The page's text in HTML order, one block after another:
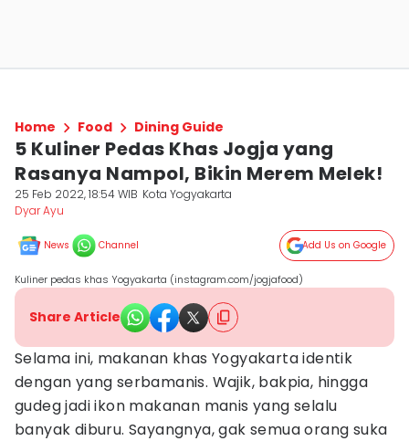
Home Food Dining Guide
5 Kuliner Pedas Khas Jogja yang
Rasanya Nampol, Bikin Merem Melek!
25 Feb 2022, 18:54 WIB Kota Yogyakarta
Dyar Ayu
News Channel Add Us on Google
Kuliner pedas khas Yogyakarta (instagram.com/jogjafood)
Share Article
Selama ini, makanan khas Yogyakarta identik
dengan yang serbamanis. Wajik, bakpia, hingga
gudeg jadi ikon makanan manis yang selalu
banyak diburu. Sayangnya, gak semua orang suka